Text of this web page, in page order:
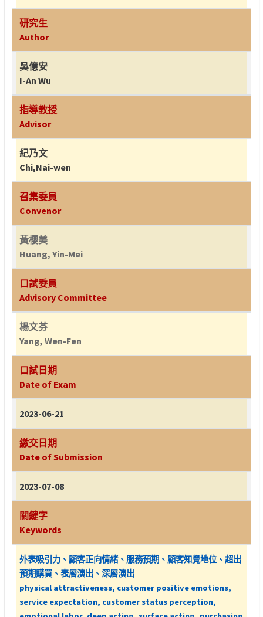
研究生
Author
吳億安
I-An Wu
指導教授
Advisor
紀乃文
Chi,Nai-wen
召集委員
Convenor
黃櫻美
Huang, Yin-Mei
口試委員
Advisory Committee
楊文芬
Yang, Wen-Fen
口試日期
Date of Exam
2023-06-21
繳交日期
Date of Submission
2023-07-08
關鍵字
Keywords
外表吸引力、顧客正向情緒、服務預期、顧客知覺地位、超出
預期購買、表層演出、深層演出
physical attractiveness, customer positive emotions,
service expectation, customer status perception,